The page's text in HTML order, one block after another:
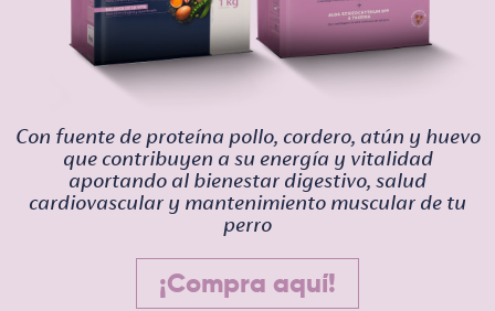
Con fuente de proteína pollo, cordero, atún y huevo
que contribuyen a su energía y vitalidad
aportando al bienestar digestivo, salud
cardiovascular y mantenimiento muscular de tu
perro
¡Compra aquí!